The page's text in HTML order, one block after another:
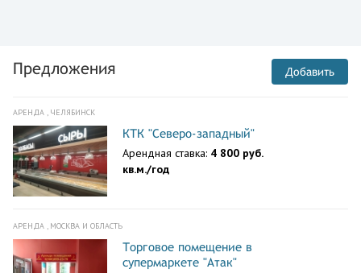
Предложения Добавить
АРЕНДА , ЧЕЛЯБИНСК
КТК "Северо-западный"
Арендная ставка: 4 800 руб.
кв.м./год
АРЕНДА , МОСКВА И ОБЛАСТЬ
Торговое помещение в
супермаркете "Атак"